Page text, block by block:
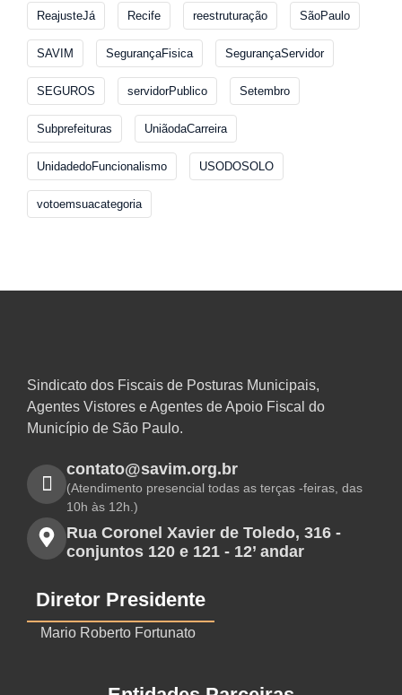
ReajusteJá Recife reestruturação SãoPaulo
SAVIM SegurançaFisica SegurançaServidor
SEGUROS servidorPublico Setembro
Subprefeituras UniãodaCarreira
UnidadedoFuncionalismo USODOSOLO
votoemsuacategoria
Sindicato dos Fiscais de Posturas Municipais,
Agentes Vistores e Agentes de Apoio Fiscal do
Município de São Paulo.
contato@savim.org.br
(Atendimento presencial todas as terças -feiras, das
10h às 12h.)
Rua Coronel Xavier de Toledo, 316 -
conjuntos 120 e 121 - 12’ andar
Diretor Presidente
Mario Roberto Fortunato